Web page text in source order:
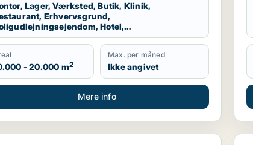
Lager, Værksted, Butik, Klinik,
Erhvervsgrund,
Hotel,
Garage
- 20.000 m2
Max. per måned
Ikke angivet
Mere info